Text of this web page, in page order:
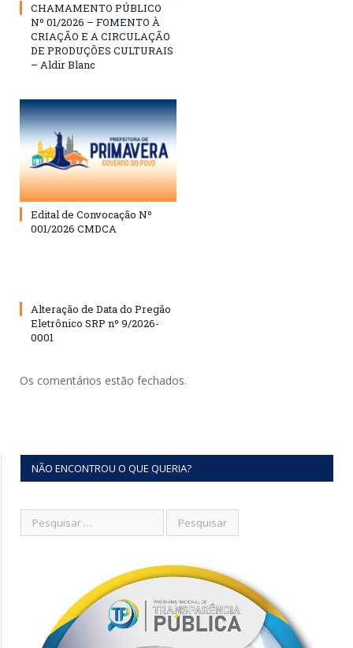
CHAMAMENTO PÚBLICO
Nº 01/2026 – FOMENTO À
CRIAÇÃO E A CIRCULAÇÃO
DE PRODUÇÕES CULTURAIS
– Aldir Blanc
Edital de Convocação Nº
001/2026 CMDCA
Alteração de Data do Pregão
Eletrônico SRP nº 9/2026-
0001
Os comentários estão fechados.
NÃO ENCONTROU O QUE QUERIA?